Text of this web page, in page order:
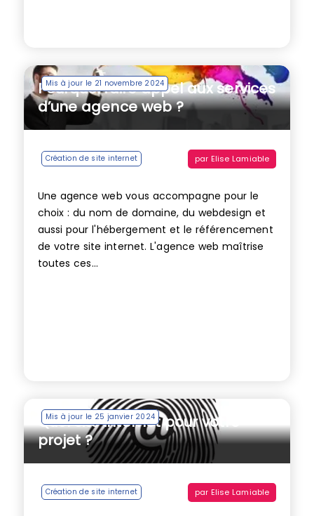
Mis à jour le 21 novembre 2024
Pourquoi faire appel aux services
d’une agence web ?
Création de site internet par Elise Lamiable
Une agence web vous accompagne pour le
choix : du nom de domaine, du webdesign et
aussi pour l'hébergement et le référencement
de votre site internet. L'agence web maîtrise
toutes ces...
Mis à jour le 25 janvier 2024
Quel site internet pour votre
projet ?
Création de site internet par Elise Lamiable